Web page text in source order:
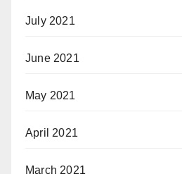
July 2021
June 2021
May 2021
April 2021
March 2021